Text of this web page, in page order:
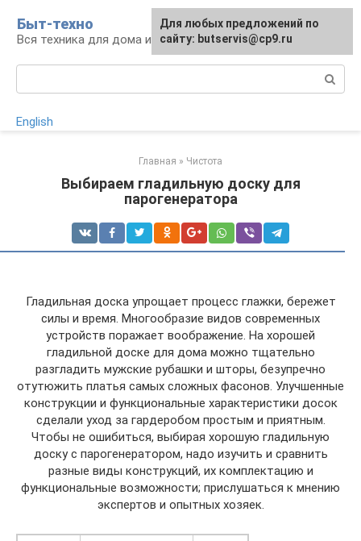
контенту
Быт-техно
Вся техника для дома и сада
English
Главная » Чистота
Выбираем гладильную доску для
парогенератора
Гладильная доска упрощает процесс глажки, бережет
силы и время. Многообразие видов современных
устройств поражает воображение. На хорошей
гладильной доске для дома можно тщательно
разгладить мужские рубашки и шторы, безупречно
отутюжить платья самых сложных фасонов. Улучшенные
конструкции и функциональные характеристики досок
сделали уход за гардеробом простым и приятным.
Чтобы не ошибиться, выбирая хорошую гладильную
доску с парогенератором, надо изучить и сравнить
разные виды конструкций, их комплектацию и
функциональные возможности; прислушаться к мнению
экспертов и опытных хозяек.
Для любых предложений по
сайту: butservis@cp9.ru